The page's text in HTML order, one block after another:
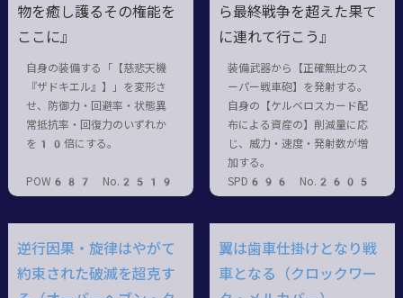
物を癒し護るその権能を
ここに』
自身の装備する「【慈悲天機
『ザドキエル』】」を変形さ
せ、防御力・回避率・状態異
常抵抗率・回復力のいずれか
を10倍にする。
POW687 No.2519
ら最終戦争を超えた果て
に連れて行こう』
装備武器から【正確無比のス
ーパー戦車砲】を発射する。
自身の【ケルベロスカード配
布による資産の】削減量に応
じ、威力・速度・発射数が増
加する。
SPD696 No.2605
逆行因果・旋律はやがて
約束された破滅を超克す
翼は歯車仕掛けとなり戦
車となる（クロックワー